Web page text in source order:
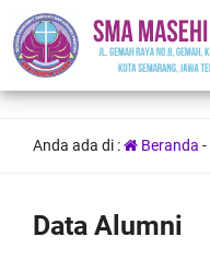
Anda ada di : Beranda -
Data Alumni